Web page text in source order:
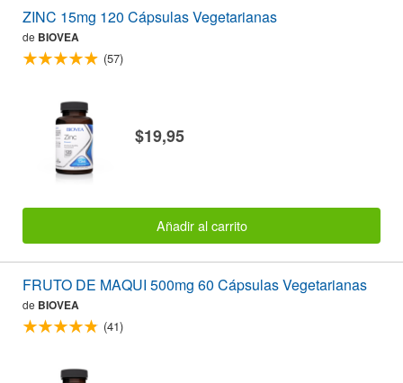
ZINC 15mg 120 Cápsulas Vegetarianas
de BIOVEA
(57)
$19,95
Añadir al carrito
FRUTO DE MAQUI 500mg 60 Cápsulas Vegetarianas
de BIOVEA
(41)